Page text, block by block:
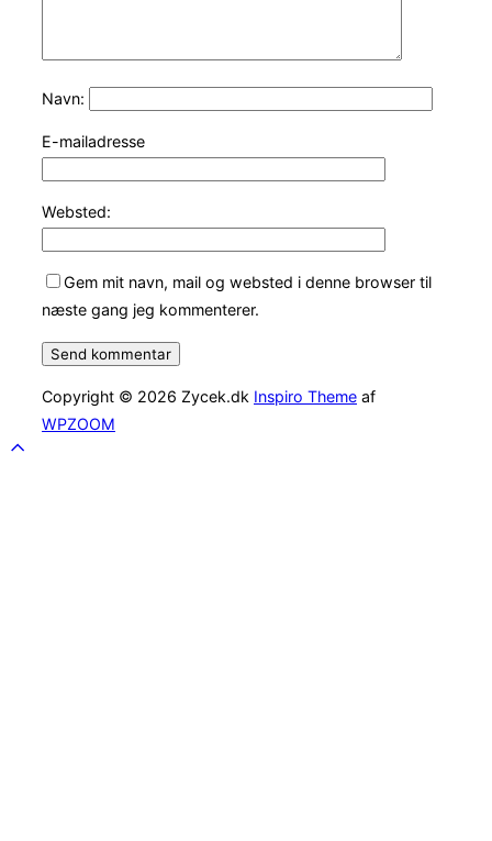
Navn:
E-mailadresse
Websted:
Gem mit navn, mail og websted i denne browser til
næste gang jeg kommenterer.
Copyright © 2026 Zycek.dk Inspiro Theme af
WPZOOM